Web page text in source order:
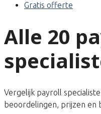
Gratis offerte
Alle 20
Vergelijk payroll
beoordelingen, prijzen en